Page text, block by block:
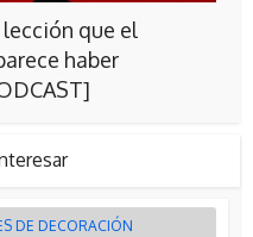
que el
haber
DE DECORACIÓN